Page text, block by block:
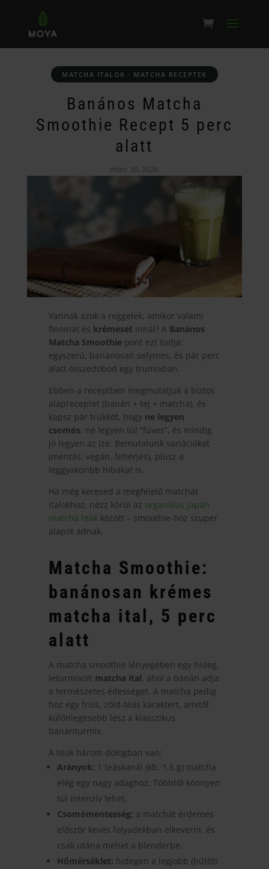
MATCHA ITALOK · MATCHA RECEPTEK
Banános Matcha
Smoothie Recept 5 perc
alatt
márc 30, 2026
Vannak azok a reggelek, amikor valami
finomat és krémeset innál? A Banános
Matcha Smoothiepont ezt tudja:
egyszerű, banánosan selymes, és pár perc
alatt összedobod egy trumixban.
Ebben a receptben megmutatjuk a biztos
alapreceptet (banán + tej + matcha), és
kapsz pár trükköt, hogy ne legyen
csomós, ne legyen túl “füves”, és mindig
jó legyen az íze. Bemutatunk variációkat
(mentás, vegán, fehérjés), plusz a
leggyakoribb hibákat is.
Ha még keresed a megfelelő matchát
italokhoz, nézz körül az organikus japán
matcha teákközött – smoothie-hoz szuper
alapot adnak.
Matcha Smoothie:
banánosan krémes
matcha ital, 5 perc
alatt
A matcha smoothie lényegében egy hideg,
leturmixolt matcha ital, ahol a banán adja
a természetes édességet. A matcha pedig
hoz egy friss, zöld-teás karaktert, amitől
különlegesebb lesz a klasszikus
banánturmix.
A titok három dologban van:
Arányok: 1 teáskanál (kb. 1,5 g) matcha
elég egy nagy adaghoz. Többtől könnyen
túl intenzív lehet.
Csomómentesség: a matchát érdemes
először kevés folyadékban elkeverni, és
csak utána mehet a blenderbe.
Hőmérséklet: hidegen a legjobb (hűtött